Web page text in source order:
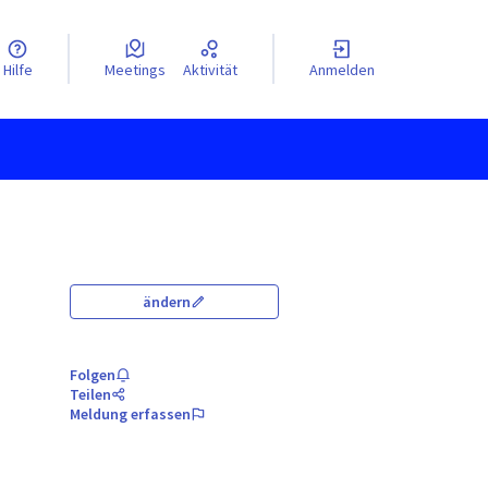
Hilfe Meetings Aktivität Anmelden
ändern
Folgen
Teilen
Meldung erfassen